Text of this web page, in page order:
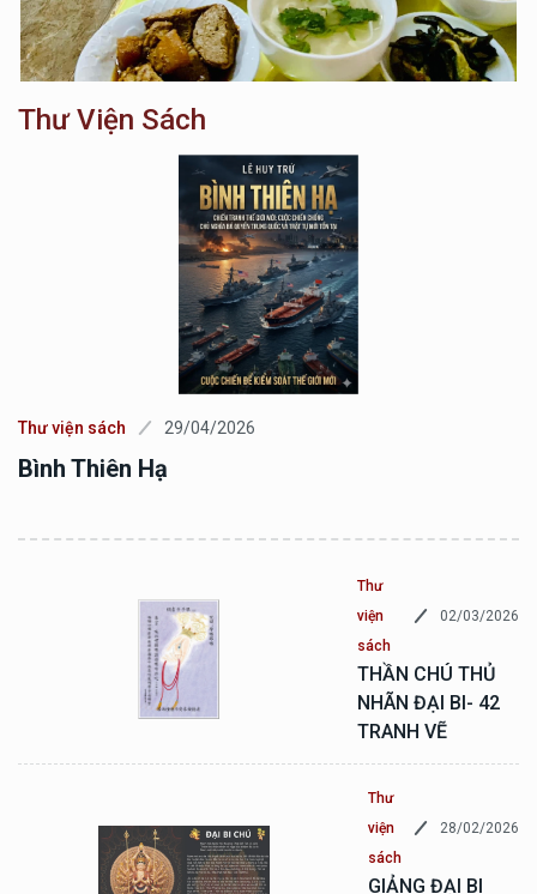
Thư Viện Sách
Thư viện sách 15/03/2026
LĂNG NGHIÊM CHÚ ( TẬP 1 VÀ TẬP 2 )-
Thư
viện
sách
02/03/2026
THẦN CHÚ THỦ
NHÃN ĐẠI BI- 42
TRANH VẼ
Thư
viện
sách
28/02/2026
GIẢNG ĐẠI BI